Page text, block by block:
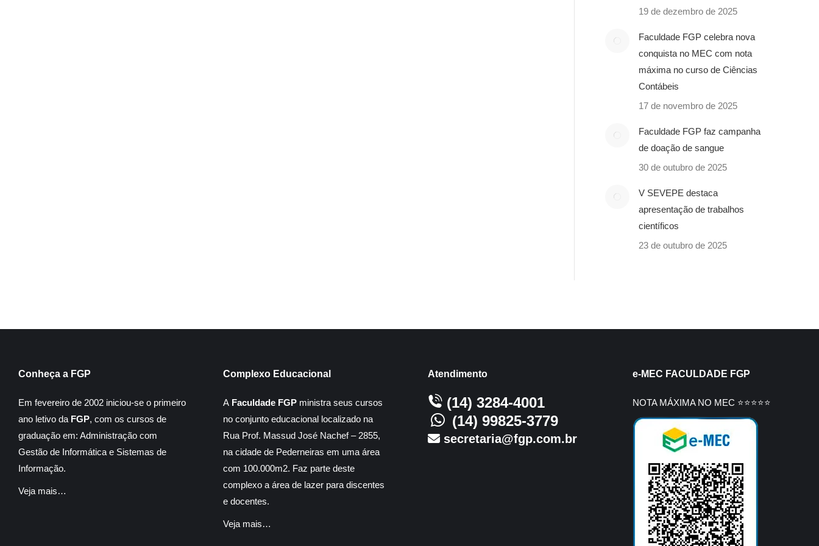
19 de dezembro de 2025
Faculdade FGP celebra nova
conquista no MEC com nota
máxima no curso de Ciências
Contábeis
17 de novembro de 2025
Faculdade FGP faz campanha
de doação de sangue
30 de outubro de 2025
V SEVEPE destaca
apresentação de trabalhos
científicos
23 de outubro de 2025
Conheça a FGP
Em fevereiro de 2002 iniciou-se o primeiro
ano letivo da FGP, com os cursos de
graduação em: Administração com
Gestão de Informática e Sistemas de
Informação.
Veja mais…
Complexo Educacional
A Faculdade FGP ministra seus cursos
no conjunto educacional localizado na
Rua Prof. Massud José Nachef – 2855,
na cidade de Pederneiras em uma área
com 100.000m2. Faz parte deste
complexo a área de lazer para discentes
e docentes.
Veja mais…
Atendimento
(14) 3284-4001
(14) 99825-3779
secretaria@fgp.com.br
e-MEC FACULDADE FGP
NOTA MÁXIMA NO MEC ⭐⭐⭐⭐⭐